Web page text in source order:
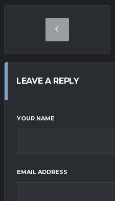
LEAVE A REPLY
YOUR NAME
EMAIL ADDRESS